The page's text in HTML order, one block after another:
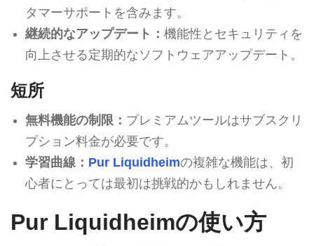
タマーサポートを含みます。
継続的なアップデート： 機能性とセキュリティを
向上させる定期的なソフトウェアアップデート。
短所
無料機能の制限： プレミアムツールはサブスクリ
プション料金が必要です。
学習曲線： Pur Liquidheimの複雑な機能は、初
心者にとっては最初は挑戦的かもしれません。
Pur Liquidheimの使い方